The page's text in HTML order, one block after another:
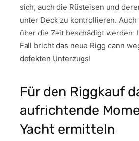
sich, auch die Rüsteisen und
unter Deck zu kontrollieren. Auch
über die Zeit beschädigt werden.
Fall bricht das neue Rigg dann
defekten Unterzugs!
Für den Riggkauf
aufrichtende
Yacht ermitteln